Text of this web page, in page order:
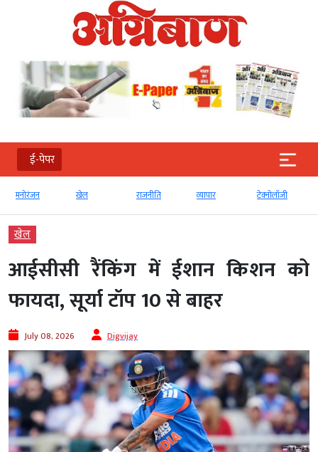
ई-पेपर
मनोरंजन खेल राजनीति व्‍यापार टेक्‍नोलॉजी
खेल
आईसीसी रैंकिंग में ईशान किशन को
फायदा, सूर्या टॉप 10 से बाहर
July 08, 2026 Digvijay